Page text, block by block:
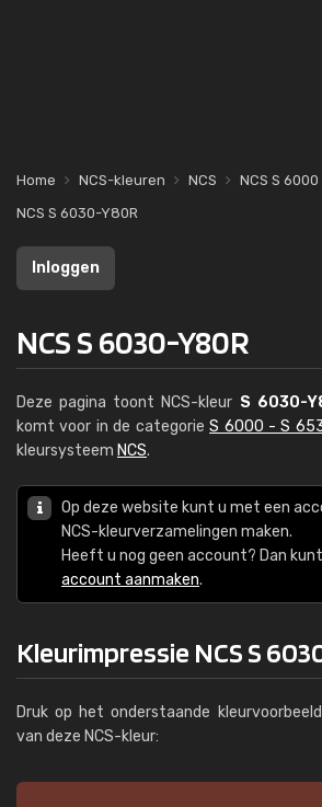
Home NCS-kleuren NCS
NCS S
NCS S 6030-Y80R
Inloggen
NCS S 6030-Y80R
Deze pagina toont NCS-kleur S 6030-
komt voor in de categorieS 6000 - S
kleursysteem NCS.
Op deze website kunt u met een
NCS-kleurverzamelingen maken.
Heeft u nog geen account? Dan
account aanmaken.
Kleurimpressie NCS S
Druk op het onderstaande
van deze NCS-kleur: